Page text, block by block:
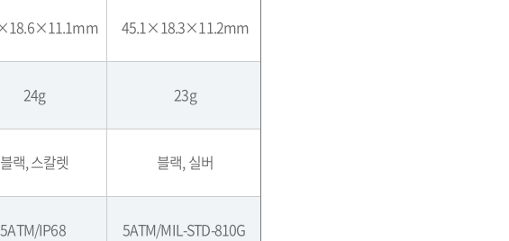
45.1×18.3×11.2mm
24g 23g
블랙,스칼렛 블랙,실버
5ATM/IP68 5ATM/MIL-STD-810G